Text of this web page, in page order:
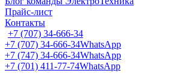
Прайс-лист
Контакты
+7 (707) 34-666-34
+7 (707) 34-666-34WhatsApp
+7 (747) 34-666-34WhatsApp
+7 (701) 411-77-74WhatsApp